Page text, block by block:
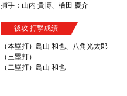
捕手：山内 貴博、檜田 慶介
後攻 打撃成績
（本塁打）鳥山 和也、八角光太郎
（三塁打）
（二塁打）鳥山 和也